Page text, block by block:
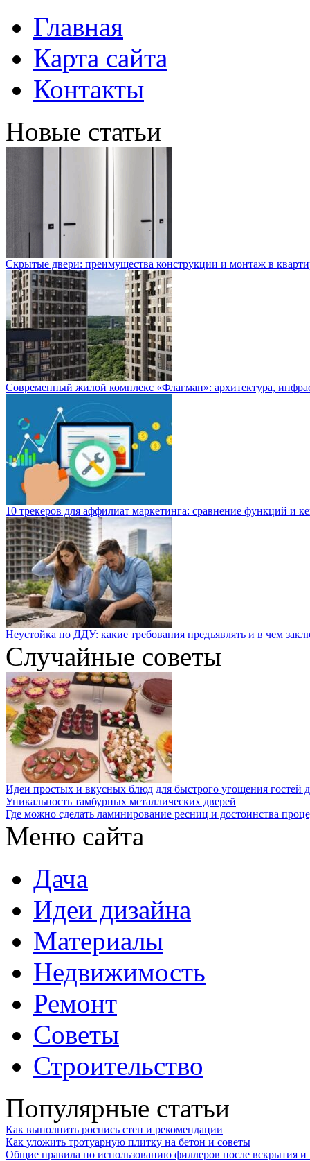
Главная
Карта сайта
Контакты
Новые статьи
Скрытые двери: преимущества конструкции и монтаж в
Современный жилой комплекс «Флагман»: архитектура,
10 трекеров для аффилиат маркетинга: сравнение функций и
Неустойка по ДДУ: какие требования предъявлять и в чем
Случайные советы
Идеи простых и вкусных блюд для быстрого угощения гостей
Уникальность тамбурных металлических дверей
Где можно сделать ламинирование ресниц и достоинства
Меню сайта
Дача
Идеи дизайна
Материалы
Недвижимость
Ремонт
Советы
Строительство
Популярные статьи
Как выполнить роспись стен и рекомендации
Как уложить тротуарную плитку на бетон и советы
Общие правила по использованию филлеров после вскрытия и